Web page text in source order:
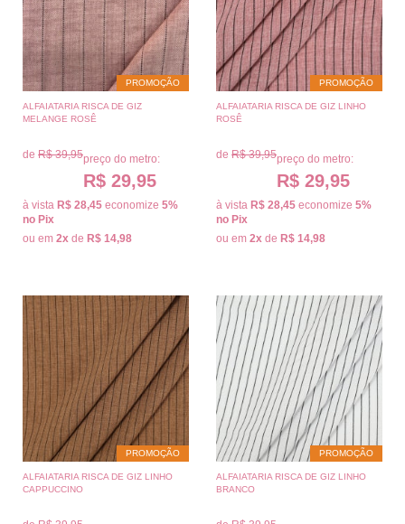
PROMOÇÃO
ALFAIATARIA RISCA DE GIZ
MELANGE ROSÊ
de R$ 39,95preço do metro:
R$ 29,95
à vista R$ 28,45 economize 5%
no Pix
ou em 2x de R$ 14,98
PROMOÇÃO
ALFAIATARIA RISCA DE GIZ LINHO
ROSÊ
de R$ 39,95preço do metro:
R$ 29,95
à vista R$ 28,45 economize 5%
no Pix
ou em 2x de R$ 14,98
PROMOÇÃO
ALFAIATARIA RISCA DE GIZ LINHO
CAPPUCCINO
PROMOÇÃO
ALFAIATARIA RISCA DE GIZ LINHO
BRANCO